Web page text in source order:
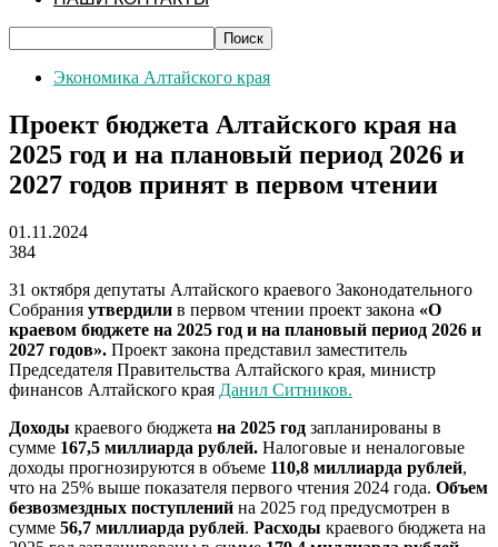
Экономика Алтайского края
Проект бюджета Алтайского края на
2025 год и на плановый период 2026 и
2027 годов принят в первом чтении
01.11.2024
384
31 октября депутаты Алтайского краевого Законодательного
Собрания утвердили в первом чтении проект закона «О
краевом бюджете на 2025 год и на плановый период 2026 и
2027 годов». Проект закона представил заместитель
Председателя Правительства Алтайского края, министр
финансов Алтайского края Данил Ситников.
Доходы краевого бюджета на 2025 год запланированы в
сумме 167,5 миллиарда рублей. Налоговые и неналоговые
доходы прогнозируются в объеме 110,8 миллиарда рублей,
что на 25% выше показателя первого чтения 2024 года. Объем
безвозмездных поступлений на 2025 год предусмотрен в
сумме 56,7 миллиарда рублей. Расходы краевого бюджета на